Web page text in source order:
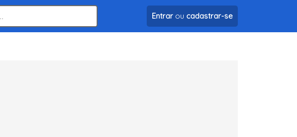
Entrar ou cadastrar-se